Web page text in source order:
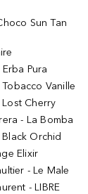
Sun Tan
Pura
Tobacco Vanille
Lost Cherry
- La Bomba
Black Orchid
Elixir
- Le Male
- LIBRE